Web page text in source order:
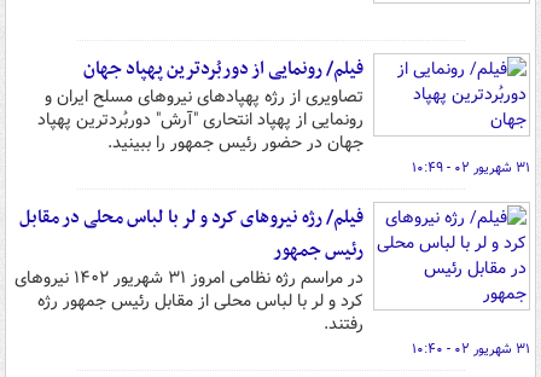
فیلم/ رونمایی از دوربُردترین پهپاد جهان
تصاویری از رژه پهپادهای نیروهای مسلح ایران و
رونمایی از پهپاد انتحاری "آرش" دوربُردترین پهپاد
جهان در حضور رئیس جمهور را ببینید.
۳۱ شهریور ۰۲ - ۱۰:۴۹
فیلم/ رژه نیروهای کرد و لر با لباس محلی در مقابل
رئیس جمهور
در مراسم رژه نظامی امروز ۳۱ شهریور ۱۴۰۲ نیروهای
کرد و لر با لباس محلی از مقابل رئیس جمهور رژه
رفتند.
۳۱ شهریور ۰۲ - ۱۰:۴۰